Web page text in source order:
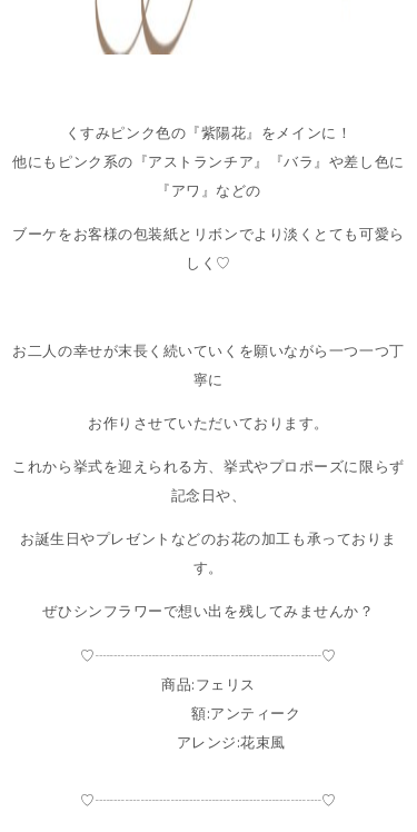
くすみピンク色の『紫陽花』をメインに！
他にもピンク系の『アストランチア』『バラ』や差し色に
『アワ』などの
ブーケをお客様の包装紙とリボンでより淡くとても可愛ら
しく♡
お二人の幸せが末長く続いていくを願いながら一つ一つ丁
寧に
お作りさせていただいております。
これから挙式を迎えられる方、挙式やプロポーズに限らず
記念日や、
お誕生日やプレゼントなどのお花の加工も承っておりま
す。
ぜひシンフラワーで想い出を残してみませんか？
♡┈┈┈┈┈┈┈┈┈┈┈┈┈┈┈♡
商品:フェリス
額:アンティーク
アレンジ:花束風
♡┈┈┈┈┈┈┈┈┈┈┈┈┈┈┈♡